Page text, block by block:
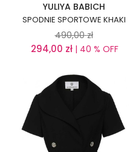
YULIYA BABICH
SPODNIE SPORTOWE KHAKI
490,00 zł
294,00 zł | 40 % OFF